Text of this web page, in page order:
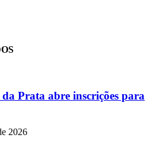
Prata abre inscrições para
2026